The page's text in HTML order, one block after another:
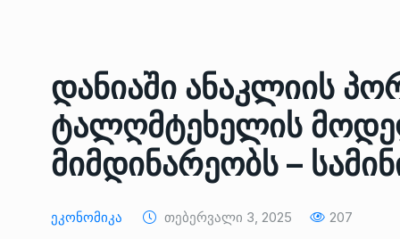
დანიაში ანაკლიის
ტალღმტეხელის
მიმდინარეობს –
Ეკონომიკა Თებერვალი 3, 2025 207
8
საქართველოს
გენერალურმა
დერეფნის…
ᲔᲙᲝᲜᲝᲛᲘᲙᲐ 11/05/2022
9
თბილისის ზაქარია
სახელობის ოპერისა და
ბალეტის…